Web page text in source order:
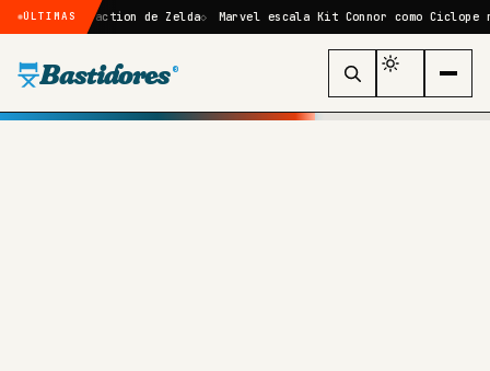
ÚLTIMAS
live-action de Zelda Marvel escala Kit Connor como Ciclope no
Bastidores ®